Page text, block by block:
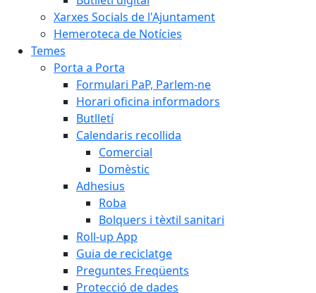
Xarxes Socials de l'Ajuntament
Hemeroteca de Notícies
Temes
Porta a Porta
Formulari PaP, Parlem-ne
Horari oficina informadors
Butlletí
Calendaris recollida
Comercial
Domèstic
Adhesius
Roba
Bolquers i tèxtil sanitari
Roll-up App
Guia de reciclatge
Preguntes Freqüents
Protecció de dades